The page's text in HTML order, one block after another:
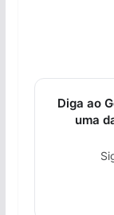
Diga ao
uma